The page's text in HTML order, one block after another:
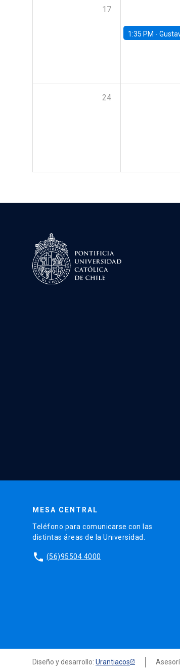
17
1:35 PM - Gustavo González,
24
MESA CENTRAL
Teléfono para comunicarse con las
distintas áreas de la Universidad.
phone (56)95504 4000
Diseño y desarrollo: Urantiacos